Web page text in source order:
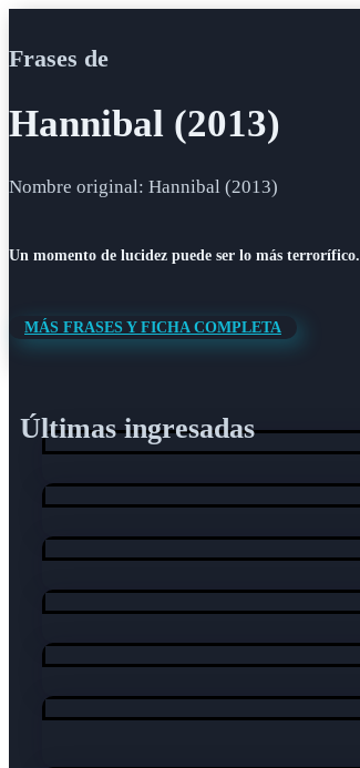
Frases de
Hannibal (2013)
Nombre original: Hannibal (2013)
Un momento de lucidez puede ser lo más terrorífico.
MÁS FRASES Y FICHA COMPLETA
Últimas ingresadas